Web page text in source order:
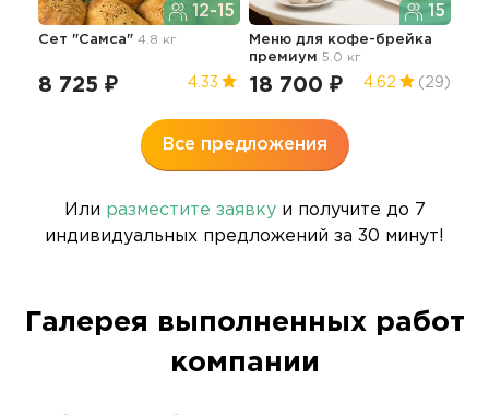
12-15
Сет "Самса" 4.8 кг
8 725 ₽ 4.33
15
Меню для кофе-брейка
премиум 5.0 кг
18 700 ₽ 4.62 (29)
Все предложения
Или разместите заявкуи получите до 7
индивидуальных предложений за 30 минут!
Галерея выполненных работ
компании